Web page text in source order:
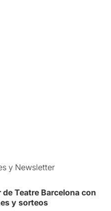
y Newsletter
Teatre Barcelona con
y sorteos